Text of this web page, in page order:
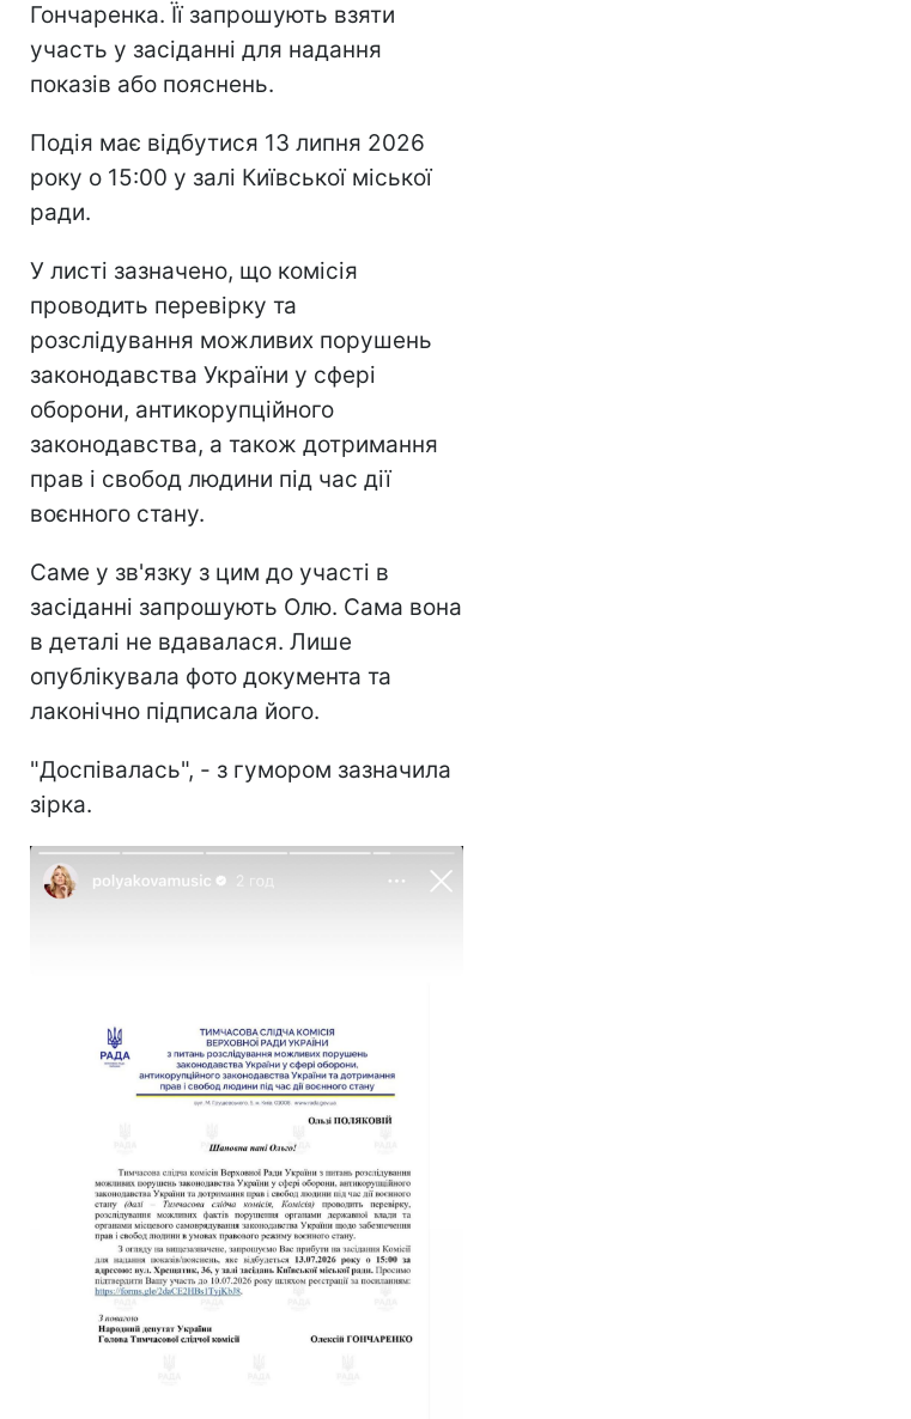
Гончаренка. Її запрошують взяти
участь у засіданні для надання
показів або пояснень.
Подія має відбутися 13 липня 2026
року о 15:00 у залі Київської міської
ради.
У листі зазначено, що комісія
проводить перевірку та
розслідування можливих порушень
законодавства України у сфері
оборони, антикорупційного
законодавства, а також дотримання
прав і свобод людини під час дії
воєнного стану.
Саме у зв'язку з цим до участі в
засіданні запрошують Олю. Сама вона
в деталі не вдавалася. Лише
опублікувала фото документа та
лаконічно підписала його.
"Доспівалась", - з гумором зазначила
зірка.